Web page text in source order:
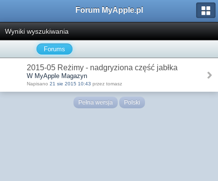
Forum MyApple.pl
Wyniki wyszukiwania
Forums
2015-05 Reżimy - nadgryziona część jabłka
W MyApple Magazyn
Napisano 21 sie 2015 10:43 przez tomasz
Pełna wersja Polski